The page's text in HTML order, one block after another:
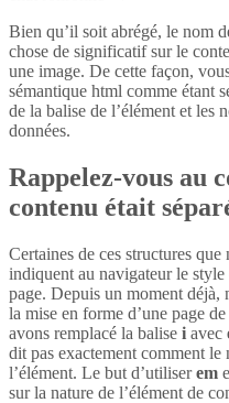
Bien qu’il soit abrégé, le nom
chose de significatif sur le
une image. De cette façon,
sémantique html comme étant
de la balise de l’élément et les
données.
Rappelez-vous au
contenu était
Certaines de ces structures
indiquent au navigateur le style
page. Depuis un moment déjà,
la mise en forme d’une page
avons remplacé la balise i avec
dit pas exactement comment
l’élément. Le but d’utiliserem
sur la nature de l’élément de